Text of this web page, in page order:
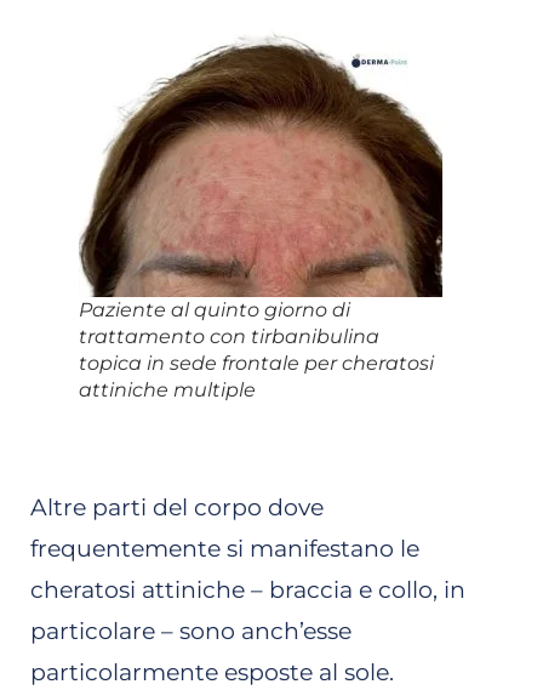
Paziente al quinto giorno di
trattamento con tirbanibulina
topica in sede frontale per cheratosi
attiniche multiple
Altre parti del corpo dove
frequentemente si manifestano le
cheratosi attiniche – braccia e collo, in
particolare – sono anch’esse
particolarmente esposte al sole.